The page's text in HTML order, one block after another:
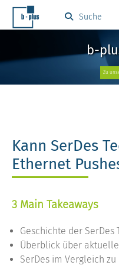
Suche
b-
Zu
Kann SerDes
Ethernet
3 Main Takeaways
Geschichte der SerDes
Überblick über
SerDes im Vergleich